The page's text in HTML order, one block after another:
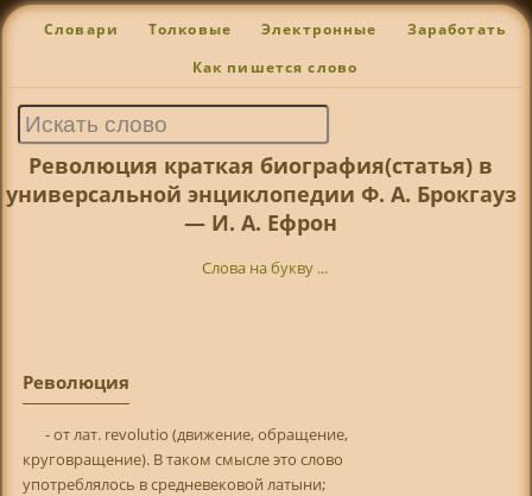
Словари Толковые Электронные Заработать
Как пишется слово
Революция краткая биография(статья) в
универсальной энциклопедии Ф. А. Брокгауз
— И. А. Ефрон
Слова на букву ...
Революция
- от лат. revolutio (движение, обращение,
круговращение). В таком смысле это слово
употреблялось в средневековой латыни;